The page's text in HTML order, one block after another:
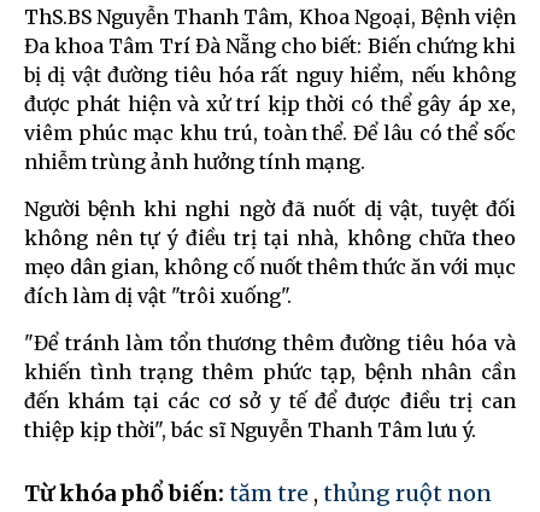
ThS.BS Nguyễn Thanh Tâm, Khoa Ngoại, Bệnh viện
Đa khoa Tâm Trí Đà Nẵng cho biết: Biến chứng khi
bị dị vật đường tiêu hóa rất nguy hiểm, nếu không
được phát hiện và xử trí kịp thời có thể gây áp xe,
viêm phúc mạc khu trú, toàn thể. Để lâu có thể sốc
nhiễm trùng ảnh hưởng tính mạng.
Người bệnh khi nghi ngờ đã nuốt dị vật, tuyệt đối
không nên tự ý điều trị tại nhà, không chữa theo
mẹo dân gian, không cố nuốt thêm thức ăn với mục
đích làm dị vật "trôi xuống".
"Để tránh làm tổn thương thêm đường tiêu hóa và
khiến tình trạng thêm phức tạp, bệnh nhân cần
đến khám tại các cơ sở y tế để được điều trị can
thiệp kịp thời", bác sĩ Nguyễn Thanh Tâm lưu ý.
Từ khóa phổ biến: tăm tre , thủng ruột non